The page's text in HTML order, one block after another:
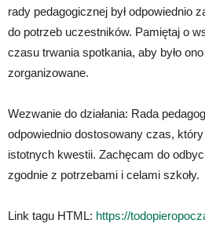
rady pedagogicznej był odpowiednio
do potrzeb uczestników. Pamiętaj o
czasu trwania spotkania, aby było
zorganizowane.
Wezwanie do działania: Rada
odpowiednio dostosowany czas,
istotnych kwestii. Zachęcam do
zgodnie z potrzebami i celami szkoły.
Link tagu HTML: https://